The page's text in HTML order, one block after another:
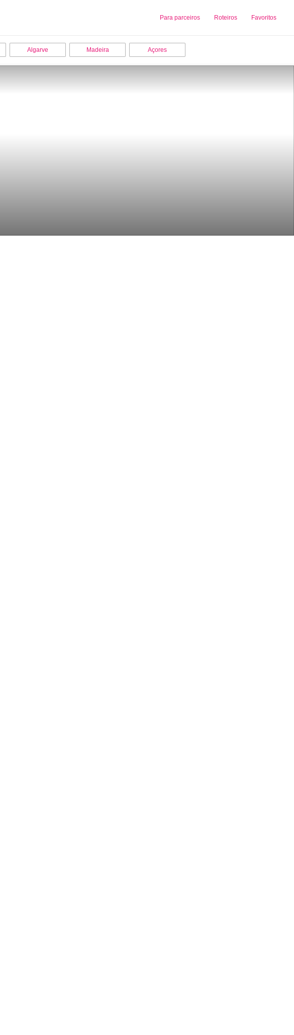
Para parceiros Roteiros Favoritos
Sobre nós Adicionar uma Empresa
Algarve Madeira Açores